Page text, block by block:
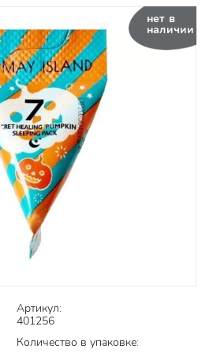
нет в
наличии
Артикул:
401256
Количество в упаковке: